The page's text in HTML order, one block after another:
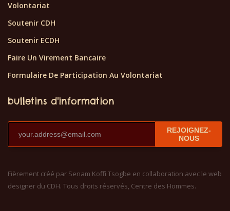
Volontariat
Soutenir CDH
Soutenir ECDH
Faire Un Virement Bancaire
Formulaire De Participation Au Volontariat
bulletins d'information
REJOIGNEZ-
NOUS
Fièrement créé par Senam Koffi Tsogbe en collaboration avec le web
designer du CDH. Tous droits réservés, Centre des Hommes.